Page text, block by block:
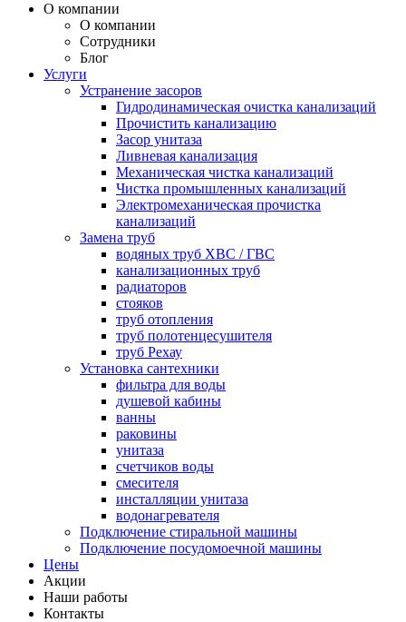
О компании
О компании
Сотрудники
Блог
Услуги
Устранение засоров
Гидродинамическая очистка канализаций
Прочистить канализацию
Засор унитаза
Ливневая канализация
Механическая чистка канализаций
Чистка промышленных канализаций
Электромеханическая прочистка
канализаций
Замена труб
водяных труб ХВС / ГВС
канализационных труб
радиаторов
стояков
труб отопления
труб полотенцесушителя
труб Рехау
Установка сантехники
фильтра для воды
душевой кабины
ванны
раковины
унитаза
счетчиков воды
смесителя
инсталляции унитаза
водонагревателя
Подключение стиральной машины
Подключение посудомоечной машины
Цены
Акции
Наши работы
Контакты